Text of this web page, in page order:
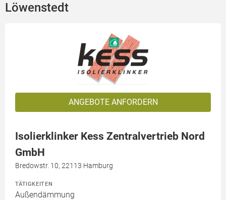
Löwenstedt
ANGEBOTE ANFORDERN
Isolierklinker Kess Zentralvertrieb Nord
GmbH
Bredowstr. 10, 22113 Hamburg
TÄTIGKEITEN
Außendämmung